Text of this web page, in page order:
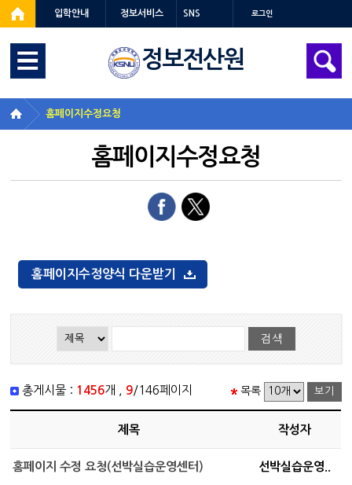
입학안내 정보서비스 SNS 로그인
정보전산원
홈페이지수정요청
홈페이지수정요청
홈페이지수정양식 다운받기
총게시물 : 1456개 , 9/146페이지 목록
제목 작성자
홈페이지 수정 요청(선박실습운영센터) 선박실습운영..